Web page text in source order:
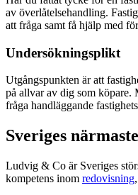
av överlåtelsehandling.
att fråga samt få hjälp med
Undersökningsplikt
Utgångspunkten är att
på allvar av dig som köpare.
fråga handläggande
Sveriges
Ludvig & Co är Sveriges
kompetens inom redovisning,